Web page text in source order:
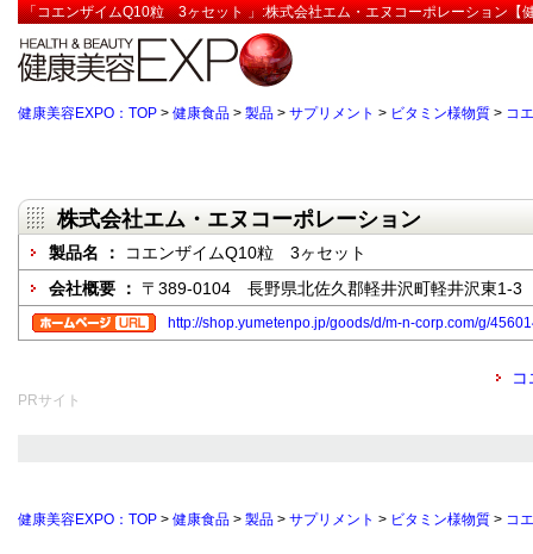
「コエンザイムQ10粒 3ヶセット 」:株式会社エム・エヌコーポレーション【
健康美容EXPO：TOP > 健康食品 > 製品 > サプリメント > ビタミン様物質 > コ
株式会社エム・エヌコーポレーション
製品名 ：
コエンザイムQ10粒 3ヶセット
会社概要 ： 〒389-0104 長野県北佐久郡軽井沢町軽井沢東1-3
http://shop.yumetenpo.jp/goods/d/m-n-corp.com/g/
PRサイト
健康美容EXPO：TOP > 健康食品 > 製品 > サプリメント > ビタミン様物質 > コ